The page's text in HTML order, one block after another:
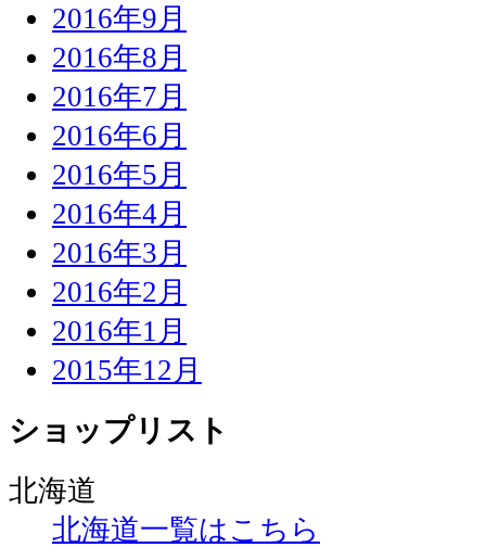
2016年9月
2016年8月
2016年7月
2016年6月
2016年5月
2016年4月
2016年3月
2016年2月
2016年1月
2015年12月
ショップリスト
北海道
北海道一覧はこちら